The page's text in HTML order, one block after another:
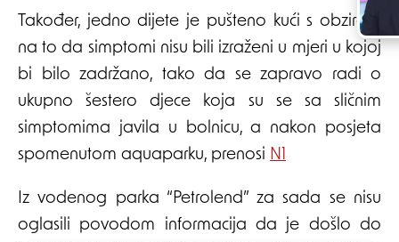
Također, jedno dijete je pušteno kući s obzirom
na to da simptomi nisu bili izraženi u mjeri u kojoj
bi bilo zadržano, tako da se zapravo radi o
ukupno šestero djece koja su se sa sličnim
simptomima javila u bolnicu, a nakon posjeta
spomenutom aquaparku, prenosi N1
Iz vodenog parka “Petrolend” za sada se nisu
oglasili povodom informacija da je došlo do